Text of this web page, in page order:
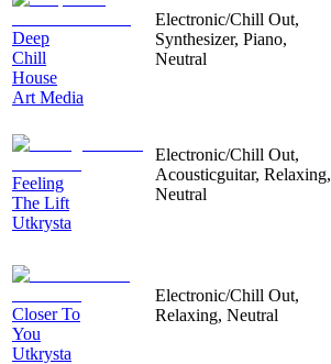
Deep
Chill
House
Art Media
Electronic/Chill Out,
Synthesizer, Piano,
Neutral
Feeling
The Lift
Utkrysta
Electronic/Chill Out,
Acousticguitar, Relaxing,
Neutral
Closer To
You
Utkrysta
Electronic/Chill Out,
Relaxing, Neutral